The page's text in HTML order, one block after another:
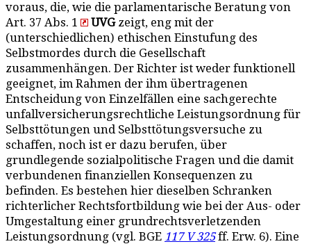
voraus, die, wie die parlamentarische Beratung von
Art. 37 Abs. 1
UVGzeigt, eng mit der
(unterschiedlichen) ethischen Einstufung des
Selbstmordes durch die Gesellschaft
zusammenhängen. Der Richter ist weder funktionell
geeignet, im Rahmen der ihm übertragenen
Entscheidung von Einzelfällen eine sachgerechte
unfallversicherungsrechtliche Leistungsordnung für
Selbsttötungen und Selbsttötungsversuche zu
schaffen, noch ist er dazu berufen, über
grundlegende sozialpolitische Fragen und die damit
verbundenen finanziellen Konsequenzen zu
befinden. Es bestehen hier dieselben Schranken
richterlicher Rechtsfortbildung wie bei der Aus- oder
Umgestaltung einer grundrechtsverletzenden
Leistungsordnung (vgl. BGE 117 V 325ff. Erw. 6). Eine